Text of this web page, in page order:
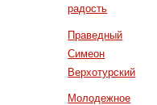
радость
Праведный
Симеон
Верхотурский
Молодежное